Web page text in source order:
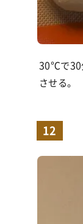
30℃で30
させる。
12